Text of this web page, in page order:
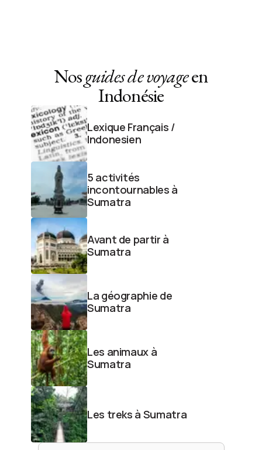
Nosguides de voyageen
Indonésie
Lexique Français /
Indonesien
5 activités
incontournables à
Sumatra
Avant de partir à
Sumatra
La géographie de
Sumatra
Les animaux à
Sumatra
Les treks à Sumatra